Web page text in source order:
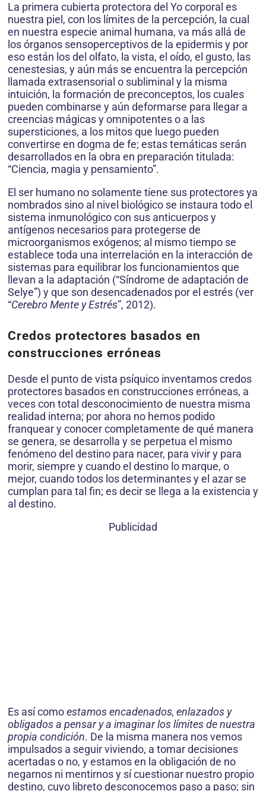
La primera cubierta protectora del Yo corporal es
nuestra piel, con los límites de la percepción, la cual
en nuestra especie animal humana, va más allá de
los órganos sensoperceptivos de la epidermis y por
eso están los del olfato, la vista, el oído, el gusto, las
cenestesias, y aún más se encuen­tra la percepción
llamada extrasensorial o subliminal y la misma
intuición, la formación de preconceptos, los cuales
pueden combinarse y aún deformarse para llegar a
creencias mágicas y omnipotentes o a las
supersticiones, a los mitos que luego pueden
convertirse en dogma de fe; estas temáticas serán
desarrollados en la obra en preparación titulada:
“Ciencia, magia y pensamiento”.
El ser humano no solamente tiene sus protectores ya
nombrados sino al nivel biológico se instaura todo el
sistema inmunológico con sus anticuerpos y
antígenos necesarios para pro­tegerse de
microorganismos exógenos; al mismo tiempo se
establece toda una interrelación en la interacción de
sistemas para equilibrar los funcionamientos que
llevan a la adaptación (“Síndrome de adaptación de
Selye”) y que son desencadenados por el estrés (ver
“Cerebro Mente y Estrés”, 2012).
Credos protectores basados en
construccio­nes erróneas
Desde el punto de vista psíquico inventamos credos
protectores basados en construccio­nes erróneas, a
veces con total desconocimiento de nuestra misma
realidad interna; por ahora no hemos podido
franquear y conocer completamente de qué manera
se genera, se desarrolla y se perpetua el mismo
fenómeno del destino para nacer, para vivir y para
morir, siempre y cuando el destino lo marque, o
mejor, cuando todos los determinantes y el azar se
cumplan para tal fin; es decir se llega a la existencia y
al destino.
Publicidad
Es así comoestamos encadenados, enlazados y
obligados a pensar y a imaginar los lími­tes de nuestra
propia condición. De la misma manera nos vemos
impulsados a seguir vivien­do, a tomar decisiones
acertadas o no, y estamos en la obligación de no
negarnos ni mentirnos y sí cuestionar nuestro propio
destino, cuyo libreto desconocemos paso a paso; sin